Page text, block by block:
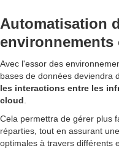
Automatisation
Avec l'essor des
bases de données deviendra
les interactions entre les
cloud
Cela permettra de gérer plus
réparties, tout en assurant
optimales à travers différents